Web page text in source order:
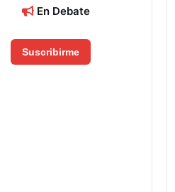
En Debate
Suscribirme